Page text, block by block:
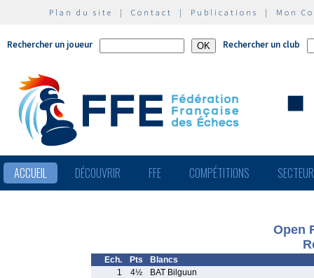
Plan du site | Contact | Publications | Mon
Rechercher un joueur Rechercher un club
ACCUEIL DÉCOUVRIR FFE COMPÉTITIONS
Open
Ech. Pts
Blancs
1
4½
BAT Bilguun